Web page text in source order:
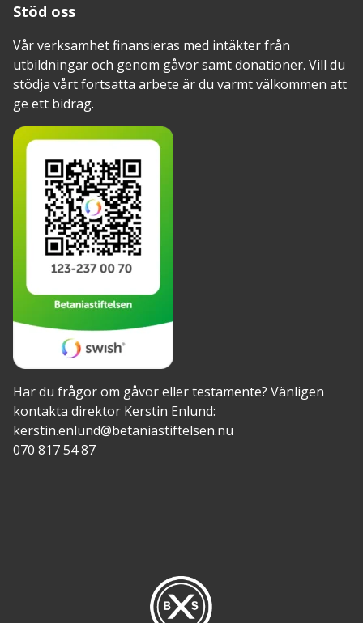
Stöd oss
Vår verksamhet finansieras med intäkter från
utbildningar och genom gåvor samt donationer. Vill du
stödja vårt fortsatta arbete är du varmt välkommen att
ge ett bidrag.
Har du frågor om gåvor eller testamente? Vänligen
kontakta direktor Kerstin Enlund:
kerstin.enlund@betaniastiftelsen.nu
070 817 54 87